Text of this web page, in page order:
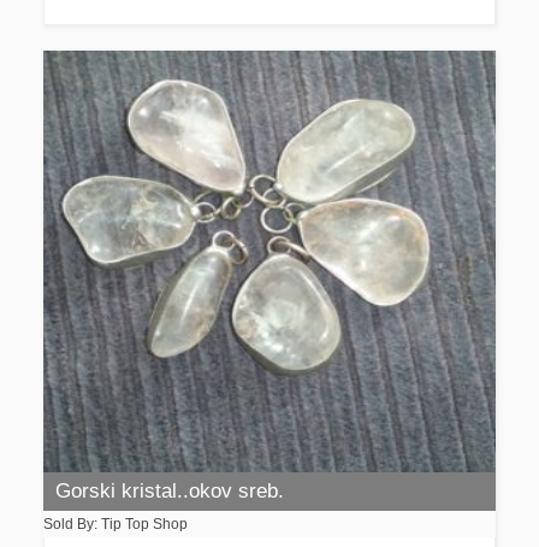
Gorski kristal..okov sreb.
Sold By: Tip Top Shop